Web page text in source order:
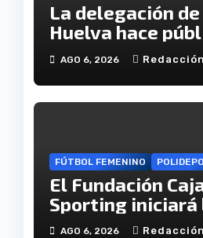
La delegación de
Huelva hace
calendarios de la
juvenil
AGO 6, 2026 Redacción
FÚTBOL FEMENINO
El Fundación
Sporting iniciará
recibiendo al
AGO 6, 2026 Redacción